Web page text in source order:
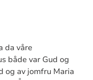
da våre
både var Gud og
og av jomfru Maria